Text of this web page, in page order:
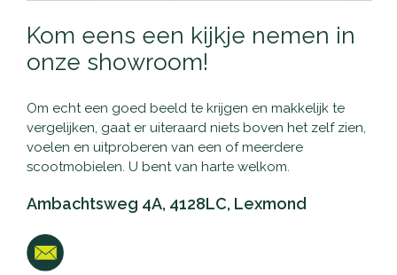
Kom eens een kijkje nemen in
onze showroom!
Om echt een goed beeld te krijgen en makkelijk te
vergelijken, gaat er uiteraard niets boven het zelf zien,
voelen en uitproberen van een of meerdere
scootmobielen. U bent van harte welkom.
Ambachtsweg 4A, 4128LC, Lexmond